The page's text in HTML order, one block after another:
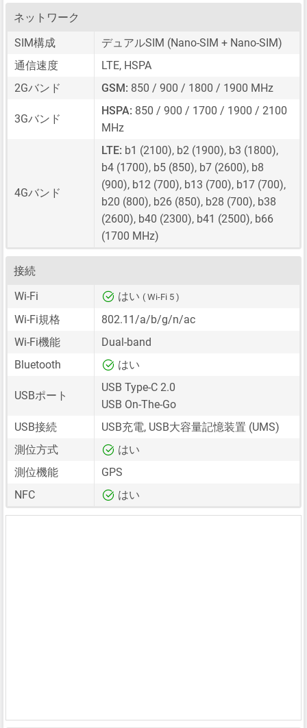
ネットワーク
SIM構成
デュアルSIM (Nano-SIM + Nano-SIM)
通信速度
LTE, HSPA
2Gバンド
GSM: 850 / 900 / 1800 / 1900 MHz
3Gバンド
HSPA: 850 / 900 / 1700 / 1900 / 2100
MHz
4Gバンド
LTE: b1 (2100), b2 (1900), b3 (1800),
b4 (1700), b5 (850), b7 (2600), b8
(900), b12 (700), b13 (700), b17 (700),
b20 (800), b26 (850), b28 (700), b38
(2600), b40 (2300), b41 (2500), b66
(1700 MHz)
接続
Wi-Fi
はい ( Wi-Fi 5 )
Wi-Fi規格
802.11/a/b/g/n/ac
Wi-Fi機能
Dual-band
Bluetooth
はい
USBポート
USB Type-C 2.0
USB On-The-Go
USB接続
USB充電, USB大容量記憶装置 (UMS)
測位方式
はい
測位機能
GPS
NFC
はい